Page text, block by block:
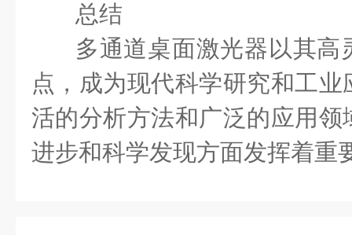
总结
多通道桌面激光器以其高
点，成为现代科学研究和工
活的分析方法和广泛的应用
进步和科学发现方面发挥着重